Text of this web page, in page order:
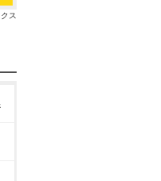
』
ス